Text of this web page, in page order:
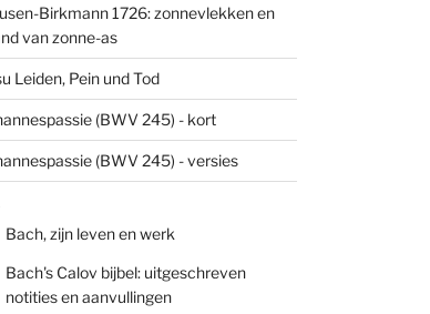
Birkmann 1726: zonnevlekken en
van zonne-as
Leiden, Pein und Tod
(BWV 245) - kort
(BWV 245) - versies
Bach, zijn leven en werk
Bach's Calov bijbel: uitgeschreven
notities en aanvullingen